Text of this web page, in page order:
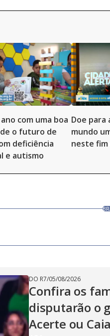
com uma boa
o futuro de
deficiência
e autismo
Doe para
mundo
neste fim
DO R7/05/08/2026
Confira os
disputarão o
Acerte ou